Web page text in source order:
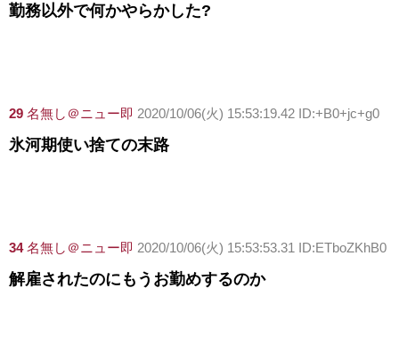
勤務以外で何かやらかした?
29 名無し＠ニュー即 2020/10/06(火) 15:53:19.42 ID:+B0+jc+g0
氷河期使い捨ての末路
34 名無し＠ニュー即 2020/10/06(火) 15:53:53.31 ID:ETboZKhB0
解雇されたのにもうお勤めするのか